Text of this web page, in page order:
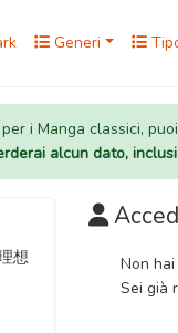
Generi
i Manga classici,
alcun dato,
Non
Sei già